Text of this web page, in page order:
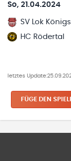
So, 21.04.2024
SV Lok
HC Rödertal
letztes Update:
FÜGE DEN